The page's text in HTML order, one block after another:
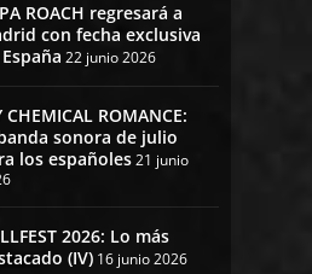
ROACH regresará a
con fecha exclusiva
22 junio 2026
CHEMICAL ROMANCE:
sonora de julio
los españoles21 junio
2026: Lo más
(IV) 16 junio 2026